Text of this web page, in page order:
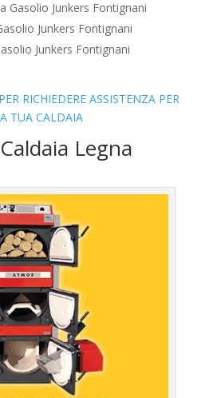
Gasolio Junkers Fontignani
Junkers Fontignani
Junkers Fontignani
RICHIEDERE ASSISTENZA PER
TUA CALDAIA
Legna